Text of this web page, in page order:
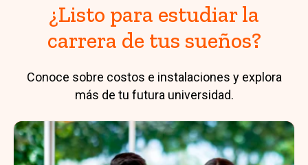
¿Listo para estudiar la
carrera de tus sueños?
Conoce sobre costos e instalaciones y explora
más de tu futura universidad.